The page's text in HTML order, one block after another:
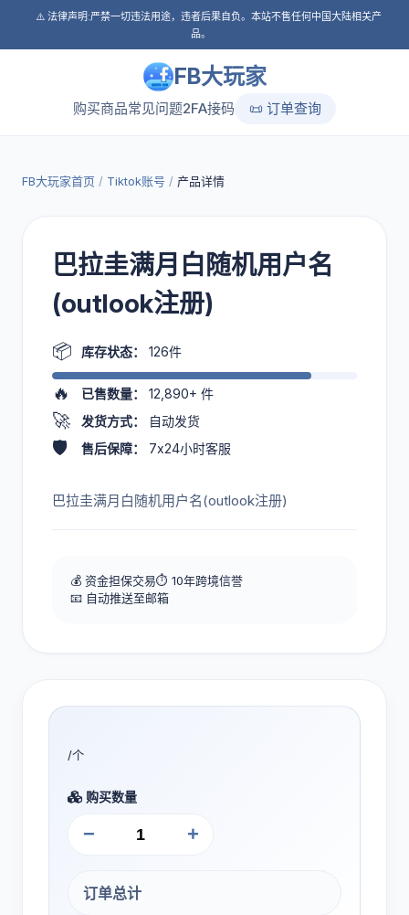
⚠️ 法律声明:严禁一切违法用途，违者后果自负。本站不售任何中国大陆相关产
品。
FB大玩家
购买商品常见问题2FA接码 📜 订单查询
FB大玩家首页 / Tiktok账号 / 产品详情
巴拉圭满月白随机用户名
(outlook注册)
📦 库存状态： 126件
🔥 已售数量： 12,890+ 件
🚀 发货方式： 自动发货
🛡️ 售后保障： 7x24小时客服
巴拉圭满月白随机用户名(outlook注册)
💰 资金担保交易⏱️ 10年跨境信誉
📧 自动推送至邮箱
/个
购买数量
− +
订单总计